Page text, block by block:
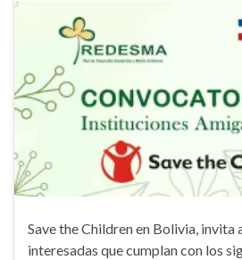
Save the Children en Bolivia, invita
interesadas que cumplan con los